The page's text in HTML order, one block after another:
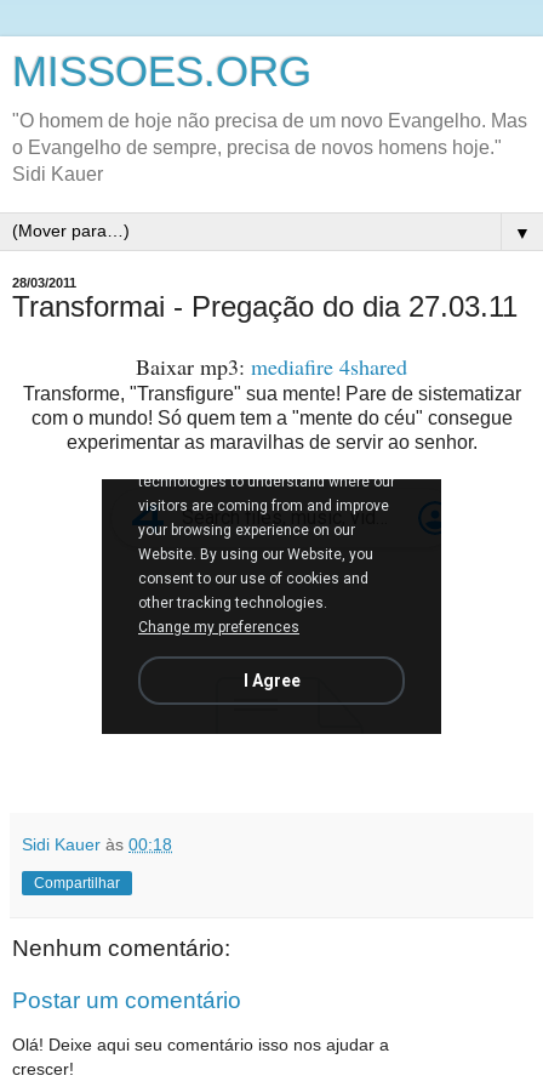
MISSOES.ORG
"O homem de hoje não precisa de um novo Evangelho. Mas
o Evangelho de sempre, precisa de novos homens hoje."
Sidi Kauer
▼
28/03/2011
Transformai - Pregação do dia 27.03.11
Baixar mp3: mediafire 4shared
Transforme, "Transfigure" sua mente! Pare de sistematizar
com o mundo! Só quem tem a "mente do céu" consegue
experimentar as maravilhas de servir ao senhor.
Sidi Kauer às 00:18
Compartilhar
Nenhum comentário:
Postar um comentário
Olá! Deixe aqui seu comentário isso nos ajudar a
crescer!